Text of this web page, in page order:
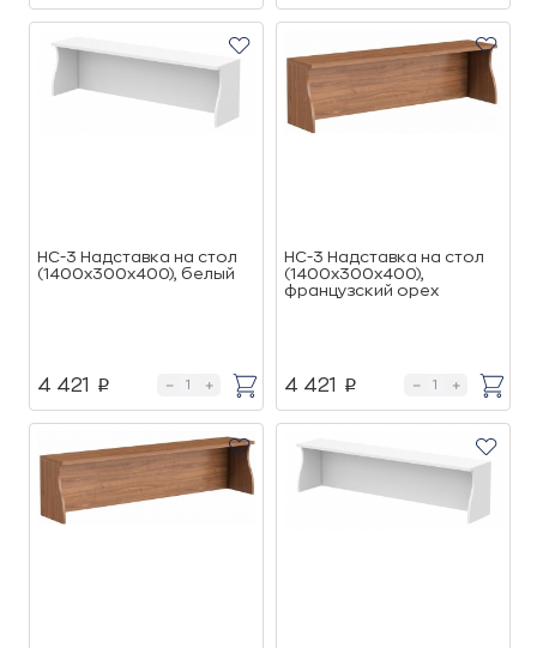
НС-3 Надставка на стол
(1400х300х400), белый
4 421 p
НС-3 Надставка на стол
(1400х300х400),
французский орех
4 421 p